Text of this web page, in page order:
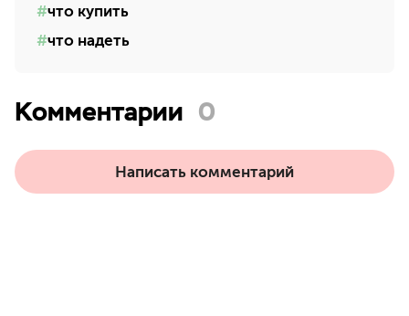
что купить
что надеть
Комментарии 0
Написать комментарий